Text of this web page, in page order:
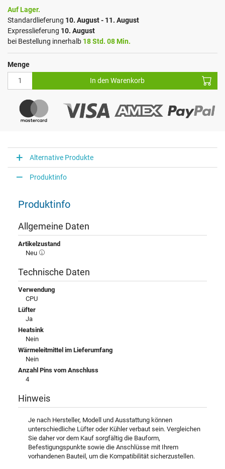
Auf Lager.
Standardlieferung 10. August - 11. August
Expresslieferung 10. August
bei Bestellung innerhalb 18 Std. 08 Min.
Menge
In den Warenkorb
Alternative Produkte
Produktinfo
Produktinfo
Allgemeine Daten
Artikelzustand
Neu
Technische Daten
Verwendung
CPU
Lüfter
Ja
Heatsink
Nein
Wärmeleitmittel im Lieferumfang
Nein
Anzahl Pins vom Anschluss
4
Hinweis
Je nach Hersteller, Modell und Ausstattung können
unterschiedliche Lüfter oder Kühler verbaut sein. Vergleichen
Sie daher vor dem Kauf sorgfältig die Bauform,
Befestigungspunkte sowie die Anschlüsse mit Ihrem
vorhandenen Bauteil, um die Kompatibilität sicherzustellen.